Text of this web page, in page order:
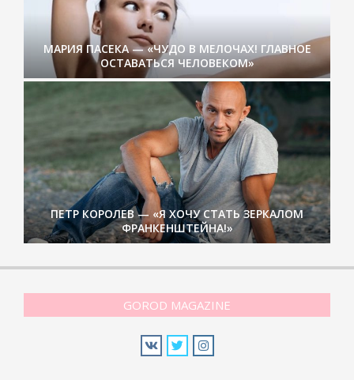
МАРИЯ ПАСЕКА — «ЧУДО В МЕЛОЧАХ! ГЛАВНОЕ
ОСТАВАТЬСЯ ЧЕЛОВЕКОМ»
ПЕТР КОРОЛЕВ — «Я ХОЧУ СТАТЬ ЗЕРКАЛОМ
ФРАНКЕНШТЕЙНА!»
GOROD MAGAZINE